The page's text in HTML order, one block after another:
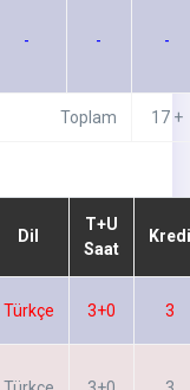
- - -
Toplam 17 +
Dil
T+U
Saat
Kredi
Türkçe 3+0 3